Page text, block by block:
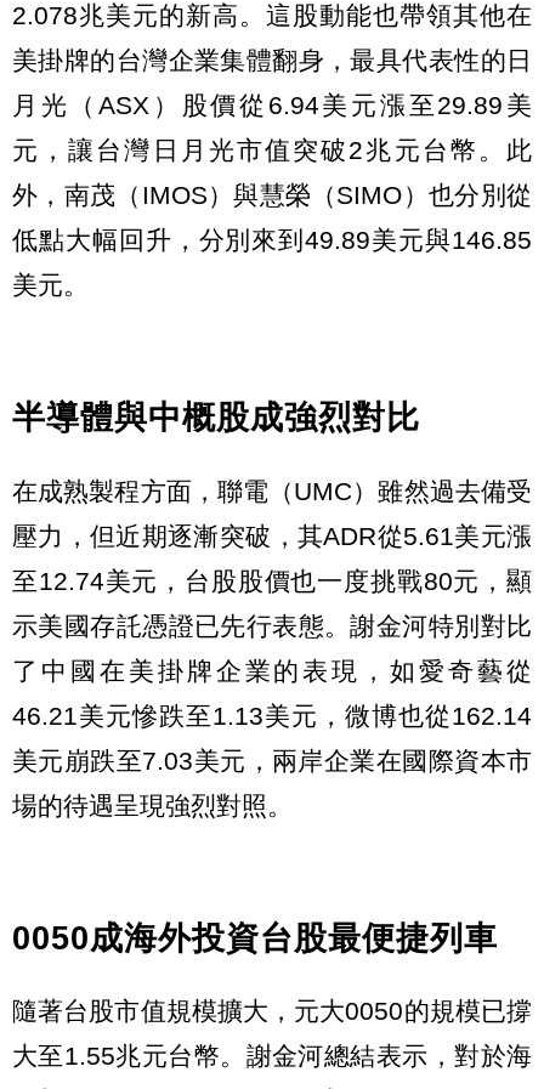
2.078兆美元的新高。這股動能也帶領其他在
美掛牌的台灣企業集體翻身，最具代表性的日
月光（ASX）股價從6.94美元漲至29.89美
元，讓台灣日月光市值突破2兆元台幣。此
外，南茂（IMOS）與慧榮（SIMO）也分別從
低點大幅回升，分別來到49.89美元與146.85
美元。
半導體與中概股成強烈對比
在成熟製程方面，聯電（UMC）雖然過去備受
壓力，但近期逐漸突破，其ADR從5.61美元漲
至12.74美元，台股股價也一度挑戰80元，顯
示美國存託憑證已先行表態。謝金河特別對比
了中國在美掛牌企業的表現，如愛奇藝從
46.21美元慘跌至1.13美元，微博也從162.14
美元崩跌至7.03美元，兩岸企業在國際資本市
場的待遇呈現強烈對照。
0050成海外投資台股最便捷列車
隨著台股市值規模擴大，元大0050的規模已撐
大至1.55兆元台幣。謝金河總結表示，對於海